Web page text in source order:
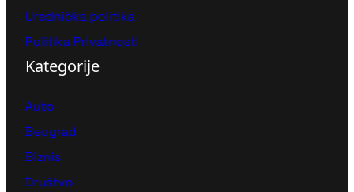
Urednička politika
Politika Privatnosti
Kategorije
Auto
Beograd
Biznis
Društvo